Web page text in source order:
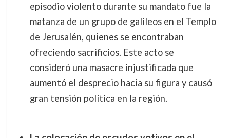
episodio violento durante su mandato fue la
matanza de un grupo de galileos en el Templo
de Jerusalén, quienes se encontraban
ofreciendo sacrificios. Este acto se
consideró una masacre injustificada que
aumentó el desprecio hacia su figura y causó
gran tensión política en la región.